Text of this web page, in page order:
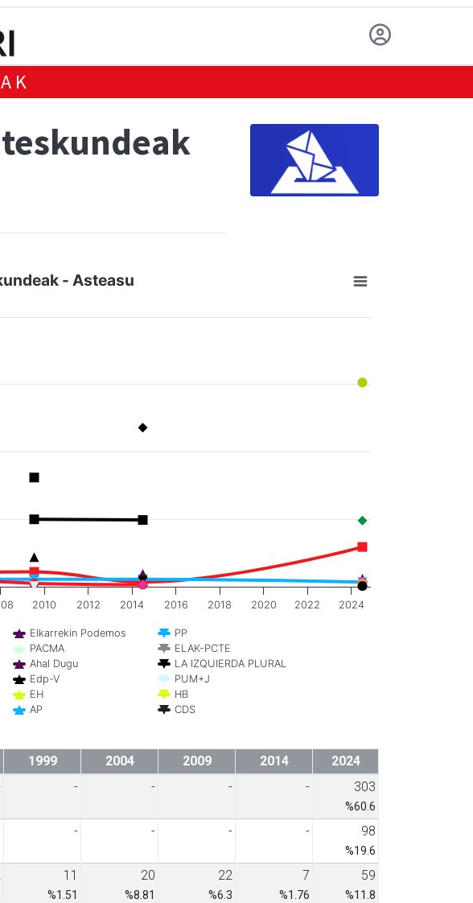
- Asteasu
Elkarrekin Podemos
PP
PACMA
ELAK-PCTE
Ahal Dugu
LA IZQUIERDA PLURAL
Edp-V
PUM+J
EH
HB
AP
CDS
2010 2012 2014 2016 2018 2020 2022 2024
1999 2004 2009 2014
2024
- - - - 303
%60.6
- - - - 98
%19.6
11
%1.51
20
%8.81
22
%6.3
7
%1.76
59
%11.8